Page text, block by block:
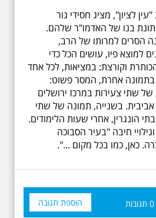
לציון", מציג חסידי גור
בנו של האדמו"ר שלהם.
הסרים למרותו של הרב,
למוצא פיו, עושים הכל כדי
וקורצת: במציאות, לכל אחד
בתמונה אחרת, המסר פשוט:
שתי צעירות במרכז ירושלים
בשנייה, תמונה של שתי
הונגרין, אחרי שעות הלימודים.
חיבה "בעיר הסבוכה
כאן, כמו בכל מקום ...".
0 תגובות הוספת תגובה
שישי
בבוקר בשעה 10:00 -
-
-
-